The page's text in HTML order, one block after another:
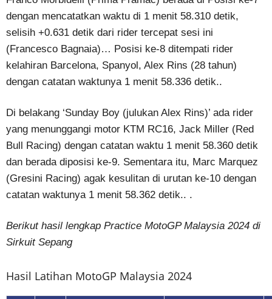
dengan mencatatkan waktu di 1 menit 58.310 detik,
selisih +0.631 detik dari rider tercepat sesi ini
(Francesco Bagnaia)… Posisi ke-8 ditempati rider
kelahiran Barcelona, Spanyol, Alex Rins (28 tahun)
dengan catatan waktunya 1 menit 58.336 detik..
Di belakang ‘Sunday Boy (julukan Alex Rins)’ ada rider
yang menunggangi motor KTM RC16, Jack Miller (Red
Bull Racing) dengan catatan waktu 1 menit 58.360 detik
dan berada diposisi ke-9. Sementara itu, Marc Marquez
(Gresini Racing) agak kesulitan di urutan ke-10 dengan
catatan waktunya 1 menit 58.362 detik.. .
Berikut hasil lengkap Practice MotoGP Malaysia 2024 di
Sirkuit Sepang
Hasil Latihan MotoGP Malaysia 2024